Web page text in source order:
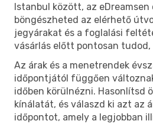
Istanbul között, az eDreamsen
böngészheted az elérhető
jegyárakat és a foglalási
vásárlás előtt pontosan
Az árak és a menetrendek
időpontjától függően
időben körülnézni. Hasonlítsd
kínálatát, és válaszd ki azt az
időpontot, amely a legjobban